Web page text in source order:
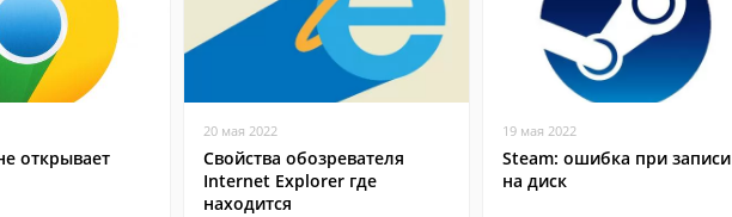
открывает
20 мая 2022
Свойства обозревателя
Internet Explorer где
находится
19 мая 2022
Steam: ошибка при записи
на диск